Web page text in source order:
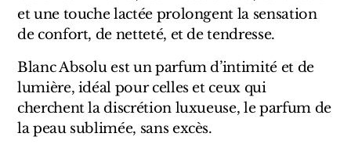
et une touche lactée prolongent la sensation
de confort, de netteté, et de tendresse.
Blanc Absolu est un parfum d’intimité et de
lumière, idéal pour celles et ceux qui
cherchent la discrétion luxueuse, le parfum de
la peau sublimée, sans excès.
Sam William
Marques Néerlandaises
Pure Distance